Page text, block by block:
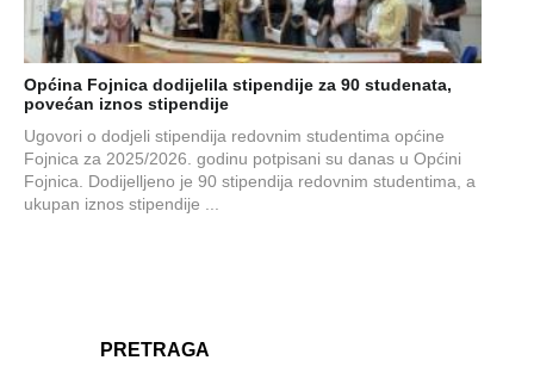
Općina Fojnica dodijelila stipendije za 90 studenata,
povećan iznos stipendije
Ugovori o dodjeli stipendija redovnim studentima općine
Fojnica za 2025/2026. godinu potpisani su danas u Općini
Fojnica. Dodijelljeno je 90 stipendija redovnim studentima, a
ukupan iznos stipendije ...
PRETRAGA